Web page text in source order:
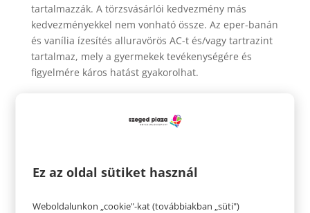
tartalmazzák. A törzsvásárlói kedvezmény más
kedvezményekkel nem vonható össze. Az eper-banán
és vanília ízesítés alluravörös AC-t és/vagy tartrazint
tartalmaz, mely a gyermekek tevékenységére és
figyelmére káros hatást gyakorolhat.
minden esetben olvassa el a termékek címkéjén,
vagy a www.biotechusa.hu termékoldalán lévő
*A törzsvásárlói program részletes szabályai a
találhatóak.
Ez az oldal sütiket használ
Weboldalunkon „cookie"-kat (továbbiakban „süti")